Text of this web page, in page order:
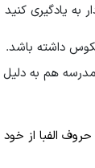
به یادگیری کنید
داشته باشد.
هم به دلیل
حروف الفبا از